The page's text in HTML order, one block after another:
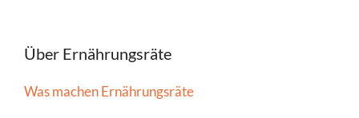
Über Ernährungsräte
Was machen Ernährungsräte